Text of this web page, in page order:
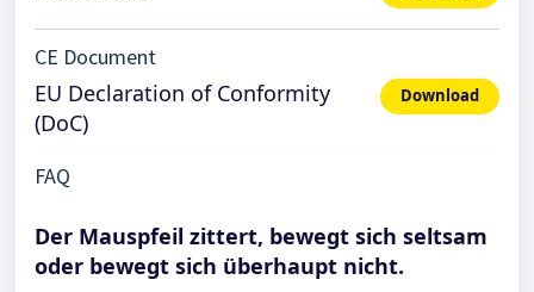
CE Document
EU Declaration of Conformity
(DoC)
Download
FAQ
Der Mauspfeil zittert, bewegt sich seltsam
oder bewegt sich überhaupt nicht.